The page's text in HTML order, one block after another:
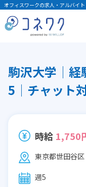
オフィスワークの求人・アルバイ
駒沢大学│経
5│チャット
時給 1,750
東京都世田谷区
週5